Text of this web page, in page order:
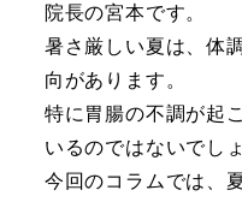
院長の宮本です。
暑さ厳しい夏は、体
向があります。
特に胃腸の不調が起
いるのではないでし
今回のコラムでは、